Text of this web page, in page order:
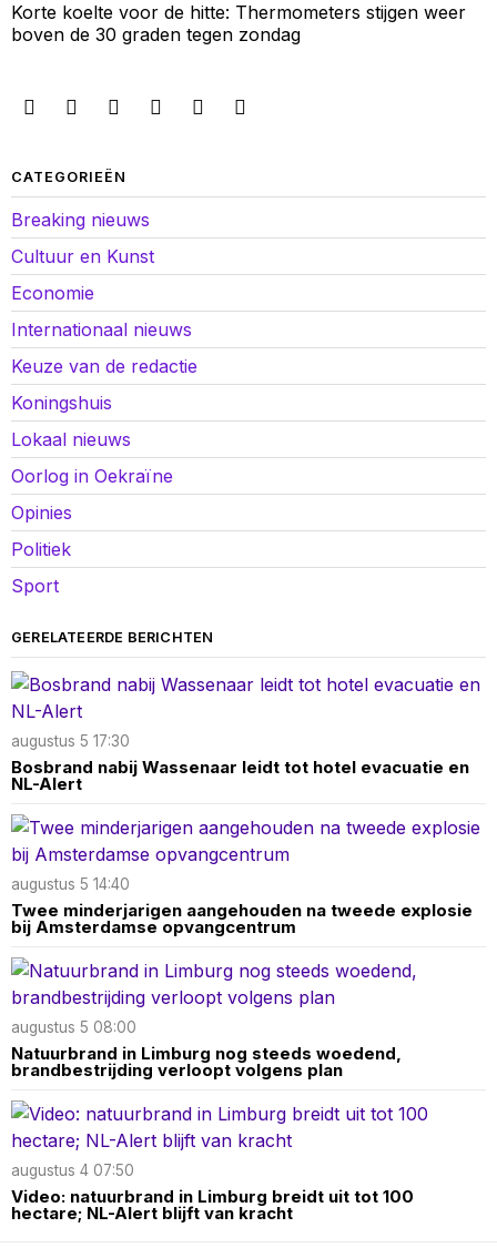
Korte koelte voor de hitte: Thermometers stijgen weer
boven de 30 graden tegen zondag
CATEGORIEËN
Breaking nieuws
Cultuur en Kunst
Economie
Internationaal nieuws
Keuze van de redactie
Koningshuis
Lokaal nieuws
Oorlog in Oekraïne
Opinies
Politiek
Sport
GERELATEERDE BERICHTEN
augustus 5 17:30
Bosbrand nabij Wassenaar leidt tot hotel evacuatie en
NL-Alert
augustus 5 14:40
Twee minderjarigen aangehouden na tweede explosie
bij Amsterdamse opvangcentrum
augustus 5 08:00
Natuurbrand in Limburg nog steeds woedend,
brandbestrijding verloopt volgens plan
augustus 4 07:50
Video: natuurbrand in Limburg breidt uit tot 100
hectare; NL-Alert blijft van kracht